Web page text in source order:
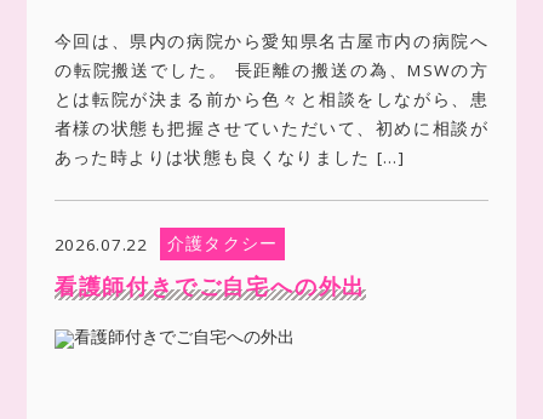
今回は、県内の病院から愛知県名古屋市内の病院へ
の転院搬送でした。 長距離の搬送の為、MSWの方
とは転院が決まる前から色々と相談をしながら、患
者様の状態も把握させていただいて、初めに相談が
あった時よりは状態も良くなりました […]
2026.07.22 介護タクシー
看護師付きでご自宅への外出